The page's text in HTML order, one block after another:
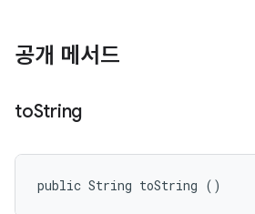
공개 메서드
toString
public String toString ()